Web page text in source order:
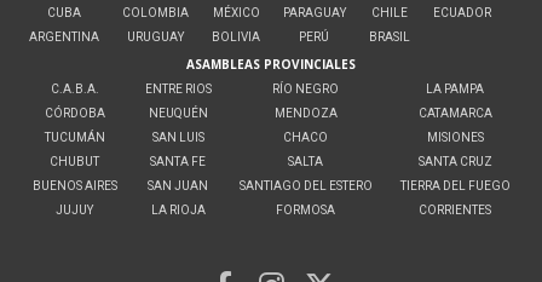
CUBA
ARGENTINA
COLOMBIA
URUGUAY
MÉXICO
BOLIVIA
PARAGUAY
PERÚ
CHILE
BRASIL
ECUADOR
ASAMBLEAS PROVINCIALES
C.A.B.A.
CÓRDOBA
TUCUMÁN
CHUBUT
BUENOS AIRES
JUJUY
ENTRE RIOS
NEUQUÉN
SAN LUIS
SANTA FE
SAN JUAN
LA RIOJA
RÍO NEGRO
MENDOZA
CHACO
SALTA
SANTIAGO DEL ESTERO
FORMOSA
LA PAMPA
CATAMARCA
MISIONES
SANTA CRUZ
TIERRA DEL FUEGO
CORRIENTES